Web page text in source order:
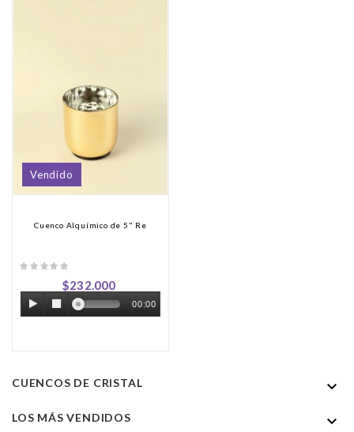
Vendido
Cuenco Alquímico de 5" Re
Precio
$232.000
00:00
CUENCOS DE CRISTAL 
LOS MÁS VENDIDOS 